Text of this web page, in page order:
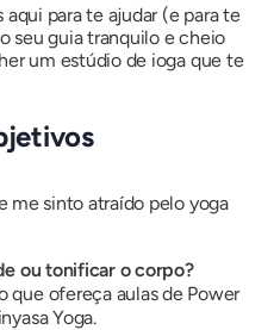
para te ajudar (e para te
seu guia tranquilo e cheio
um estúdio de ioga que te
me sinto atraído pelo yoga
ou tonificar o corpo?
que ofereça aulas de Power
Yoga.